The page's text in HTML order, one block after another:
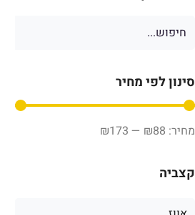
סינון לפי מחיר
₪88
—
₪173
קצביה